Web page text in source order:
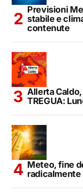
Previsioni
stabile e
contenute
Allerta
TREGUA:
Meteo, fine